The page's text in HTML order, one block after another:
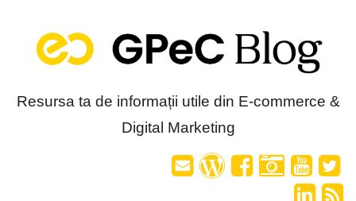
content
Blog-
Resursa ta de informații utile din E-commerce &
Digital Marketing